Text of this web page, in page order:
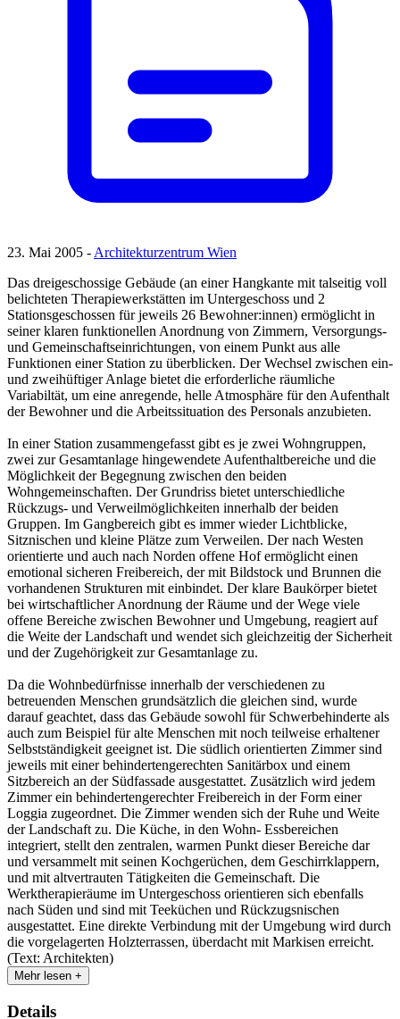
23. Mai 2005 -Architekturzentrum Wien
Das dreigeschossige Gebäude (an einer Hangkante mit talseitig voll
belichteten Therapiewerkstätten im Untergeschoss und 2
Stationsgeschossen für jeweils 26 Bewohner:innen) ermöglicht in
seiner klaren funktionellen Anordnung von Zimmern, Versorgungs-
und Gemeinschaftseinrichtungen, von einem Punkt aus alle
Funktionen einer Station zu überblicken. Der Wechsel zwischen ein-
und zweihüftiger Anlage bietet die erforderliche räumliche
Variabiltät, um eine anregende, helle Atmosphäre für den Aufenthalt
der Bewohner und die Arbeitssituation des Personals anzubieten.
In einer Station zusammengefasst gibt es je zwei Wohngruppen,
zwei zur Gesamtanlage hingewendete Aufenthaltbereiche und die
Möglichkeit der Begegnung zwischen den beiden
Wohngemeinschaften. Der Grundriss bietet unterschiedliche
Rückzugs- und Verweilmöglichkeiten innerhalb der beiden
Gruppen. Im Gangbereich gibt es immer wieder Lichtblicke,
Sitznischen und kleine Plätze zum Verweilen. Der nach Westen
orientierte und auch nach Norden offene Hof ermöglicht einen
emotional sicheren Freibereich, der mit Bildstock und Brunnen die
vorhandenen Strukturen mit einbindet. Der klare Baukörper bietet
bei wirtschaftlicher Anordnung der Räume und der Wege viele
offene Bereiche zwischen Bewohner und Umgebung, reagiert auf
die Weite der Landschaft und wendet sich gleichzeitig der Sicherheit
und der Zugehörigkeit zur Gesamtanlage zu.
Da die Wohnbedürfnisse innerhalb der verschiedenen zu
betreuenden Menschen grundsätzlich die gleichen sind, wurde
darauf geachtet, dass das Gebäude sowohl für Schwerbehinderte als
auch zum Beispiel für alte Menschen mit noch teilweise erhaltener
Selbstständigkeit geeignet ist. Die südlich orientierten Zimmer sind
jeweils mit einer behindertengerechten Sanitärbox und einem
Sitzbereich an der Südfassade ausgestattet. Zusätzlich wird jedem
Zimmer ein behindertengerechter Freibereich in der Form einer
Loggia zugeordnet. Die Zimmer wenden sich der Ruhe und Weite
der Landschaft zu. Die Küche, in den Wohn- Essbereichen
integriert, stellt den zentralen, warmen Punkt dieser Bereiche dar
und versammelt mit seinen Kochgerüchen, dem Geschirrklappern,
und mit altvertrauten Tätigkeiten die Gemeinschaft. Die
Werktherapieräume im Untergeschoss orientieren sich ebenfalls
nach Süden und sind mit Teeküchen und Rückzugsnischen
ausgestattet. Eine direkte Verbindung mit der Umgebung wird durch
die vorgelagerten Holzterrassen, überdacht mit Markisen erreicht.
(Text: Architekten)
Mehr lesen +
Details